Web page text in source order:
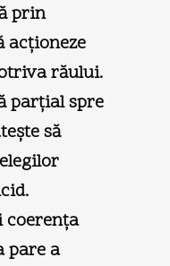
prin
acţioneze
răului.
parţial spre
să
pare a